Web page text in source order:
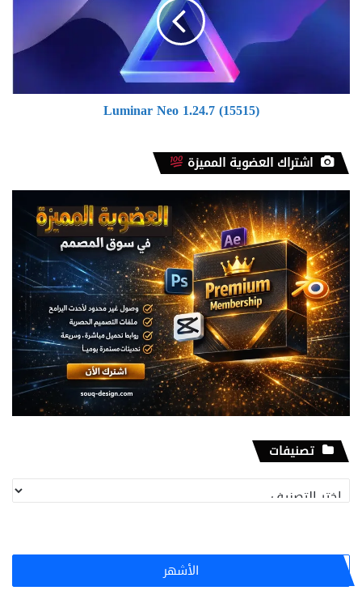
(15515)
Luminar Neo 1.24.7 (15515)
اشتراك العضوية المميزة
تصنيفات
تصنيفات
الأشهر